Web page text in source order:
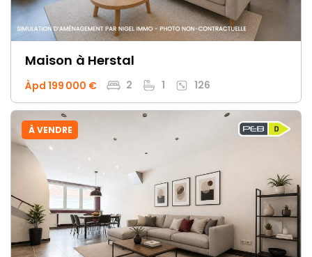
Maison à Herstal
Àpd 199 000 € 2 1 126
À VENDRE